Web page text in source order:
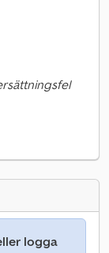
logga